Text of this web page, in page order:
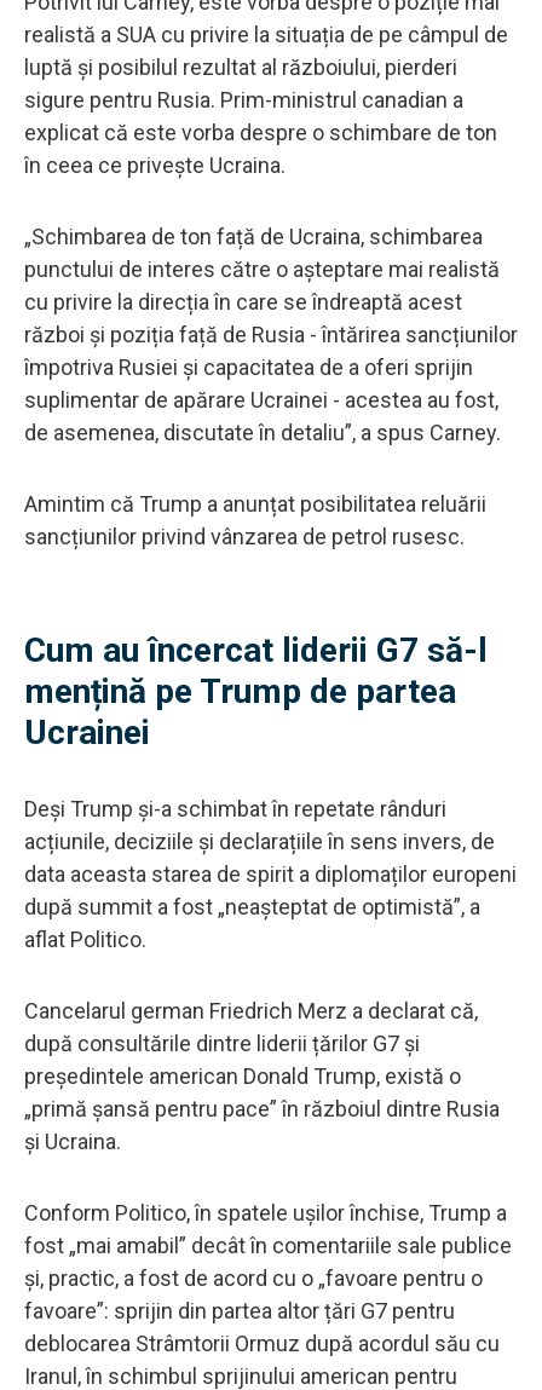
realistă a SUA cu privire la situația de pe câmpul de
luptă și posibilul rezultat al războiului, pierderi
sigure pentru Rusia. Prim-ministrul canadian a
explicat că este vorba despre o schimbare de ton
în ceea ce privește Ucraina.
„Schimbarea de ton față de Ucraina, schimbarea
punctului de interes către o așteptare mai realistă
cu privire la direcția în care se îndreaptă acest
război și poziția față de Rusia - întărirea sancțiunilor
împotriva Rusiei și capacitatea de a oferi sprijin
suplimentar de apărare Ucrainei - acestea au fost,
de asemenea, discutate în detaliu”, a spus Carney.
Amintim că Trump a anunțat posibilitatea reluării
sancțiunilor privind vânzarea de petrol rusesc.
Cum au încercat liderii G7 să-l
mențină pe Trump de partea
Ucrainei
Deși Trump și-a schimbat în repetate rânduri
acțiunile, deciziile și declarațiile în sens invers, de
data aceasta starea de spirit a diplomaților europeni
după summit a fost „neașteptat de optimistă”, a
aflat Politico.
Cancelarul german Friedrich Merz a declarat că,
după consultările dintre liderii țărilor G7 și
președintele american Donald Trump, există o
„primă șansă pentru pace” în războiul dintre Rusia
și Ucraina.
Conform Politico, în spatele ușilor închise, Trump a
fost „mai amabil” decât în ​​comentariile sale publice
și, practic, a fost de acord cu o „favoare pentru o
favoare”: sprijin din partea altor țări G7 pentru
deblocarea Strâmtorii Ormuz după acordul său cu
Iranul, în schimbul sprijinului american pentru